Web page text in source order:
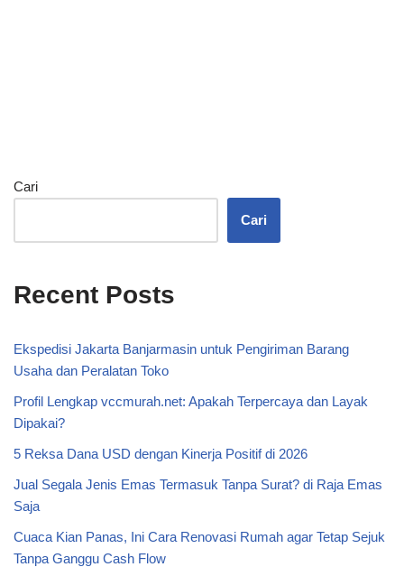
Cari
Cari
Recent Posts
Ekspedisi Jakarta Banjarmasin untuk Pengiriman Barang
Usaha dan Peralatan Toko
Profil Lengkap vccmurah.net: Apakah Terpercaya dan Layak
Dipakai?
5 Reksa Dana USD dengan Kinerja Positif di 2026
Jual Segala Jenis Emas Termasuk Tanpa Surat? di Raja Emas
Saja
Cuaca Kian Panas, Ini Cara Renovasi Rumah agar Tetap Sejuk
Tanpa Ganggu Cash Flow